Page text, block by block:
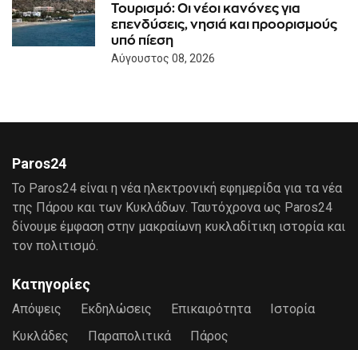
Τουρισμό: Οι νέοι κανόνες για
επενδύσεις, νησιά και προορισμούς
υπό πίεση
Αύγουστος 08, 2026
Paros24
Το Paros24 είναι η νέα ηλεκτρονική εφημερίδα για τα νέα
της Πάρου και των Κυκλάδων. Ταυτόχρονα ως Paros24
δίνουμε έμφαση στην μακραίωνη κυκλαδίτικη ιστορία και
τον πολιτισμό.
Κατηγορίες
Απόψεις Εκδηλώσεις Επικαιρότητα
Ιστορία
Κυκλάδες
Παραπολιτικά Πάρος